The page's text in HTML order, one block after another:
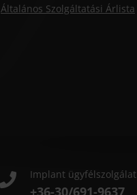
Általános Szolgáltatási Árlista
Implant ügyfélszolgálat
+36-30/691-9637